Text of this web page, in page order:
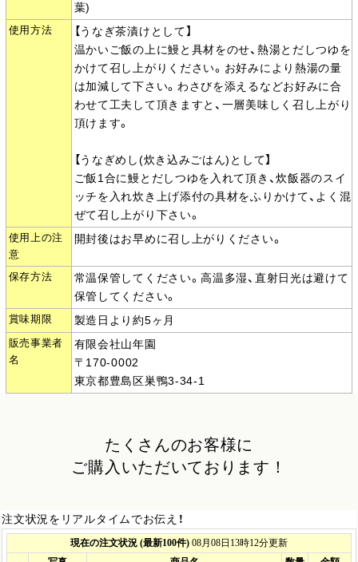
葉)
使用方法
【うなぎ茶漬けとして】
温かいご飯の上に鰻と具材をのせ、熱湯とだしつゆを
かけて召し上がりください。お好みにより熱湯の量
は加減して下さい。わさびを添えるなどお好みに合
わせて工夫して頂きますと、一層美味しく召し上がり
頂けます。
【うなぎめし(炊き込みごはん)として】
ご飯1合に鰻とだしつゆを入れて頂き、炊飯器のスイ
ッチを入れ炊き上げ添付の具材をふりかけて、よく混
ぜて召し上がり下さい。
使用上の注
意
開封後はお早めに召し上がりください。
保存方法
常温保管してください。高温多湿、直射日光は避けて
保管してください。
賞味期限 製造日より約5ヶ月
販売事業者
名
有限会社山年園
〒170-0002
東京都豊島区巣鴨3-34-1
たくさんのお客様に
ご購入いただいております！
注文状況をリアルタイムでお伝え！